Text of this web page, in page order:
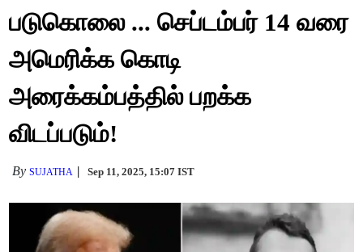
படுகொலை ... செப்டம்பர் 14 வரை
அமெரிக்க கொடி
அரைக்கம்பத்தில் பறக்க
விடப்படும்!
BySUJATHA Sep 11, 2025, 15:07 IST